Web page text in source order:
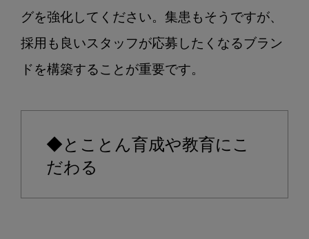
グを強化してください。集患もそうですが、
採用も良いスタッフが応募したくなるブラン
ドを構築することが重要です。
◆とことん育成や教育にこ
だわる